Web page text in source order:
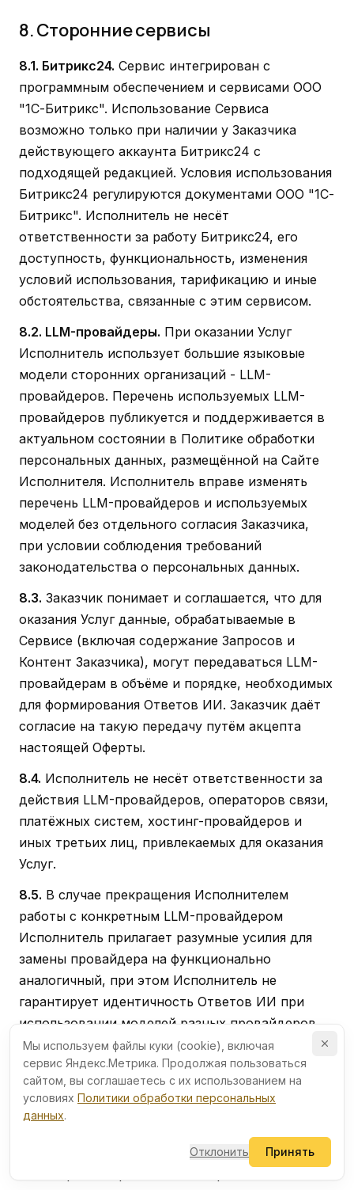
8. Сторонние сервисы
8.1. Битрикс24. Сервис интегрирован с
программным обеспечением и сервисами ООО
"1С-Битрикс". Использование Сервиса
возможно только при наличии у Заказчика
действующего аккаунта Битрикс24 с
подходящей редакцией. Условия использования
Битрикс24 регулируются документами ООО "1С-
Битрикс". Исполнитель не несёт
ответственности за работу Битрикс24, его
доступность, функциональность, изменения
условий использования, тарификацию и иные
обстоятельства, связанные с этим сервисом.
8.2. LLM-провайдеры. При оказании Услуг
Исполнитель использует большие языковые
модели сторонних организаций - LLM-
провайдеров. Перечень используемых LLM-
провайдеров публикуется и поддерживается в
актуальном состоянии в Политике обработки
персональных данных, размещённой на Сайте
Исполнителя. Исполнитель вправе изменять
перечень LLM-провайдеров и используемых
моделей без отдельного согласия Заказчика,
при условии соблюдения требований
законодательства о персональных данных.
8.3. Заказчик понимает и соглашается, что для
оказания Услуг данные, обрабатываемые в
Сервисе (включая содержание Запросов и
Контент Заказчика), могут передаваться LLM-
провайдерам в объёме и порядке, необходимых
для формирования Ответов ИИ. Заказчик даёт
согласие на такую передачу путём акцепта
настоящей Оферты.
8.4. Исполнитель не несёт ответственности за
действия LLM-провайдеров, операторов связи,
платёжных систем, хостинг-провайдеров и
иных третьих лиц, привлекаемых для оказания
Услуг.
8.5. В случае прекращения Исполнителем
работы с конкретным LLM-провайдером
Исполнитель прилагает разумные усилия для
замены провайдера на функционально
аналогичный, при этом Исполнитель не
гарантирует идентичность Ответов ИИ при
использовании моделей разных провайдеров.
9. Персональные данные и
Мы используем файлы куки (cookie), включая
сервис Яндекс.Метрика. Продолжая пользоваться
сайтом, вы соглашаетесь с их использованием на
условиях Политики обработки персональных
данных.
Отклонить Принять